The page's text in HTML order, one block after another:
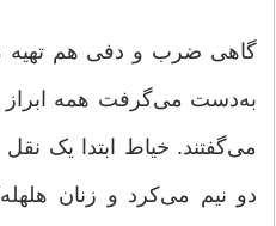
گاهى ضرب و دفى هم
به‌دست مى‌گرفت همه ابراز
مى‌گفتند. خیاط ابتدا یک
دو نیم مى‌کرد و زنان